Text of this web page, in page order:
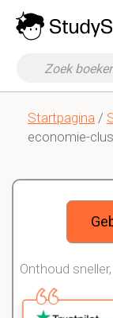
Startpagina /
economie-
Onthoud